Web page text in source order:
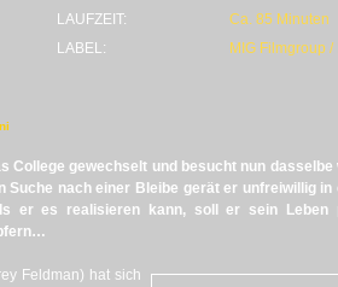
LAUFZEIT:
Ca. 85 Minuten
LABEL:
MIG Filmgroup
College gewechselt und besucht nun
Suche nach einer Bleibe gerät er unfreiwillig in
er es realisieren kann, soll er sein Leben
Feldman) hat sich